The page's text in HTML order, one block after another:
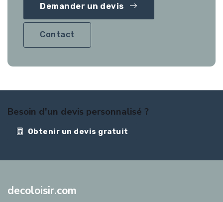
Demander un devis
Contact
Besoin d'un devis personnalisé ?
Obtenir un devis gratuit
decoloisir.com